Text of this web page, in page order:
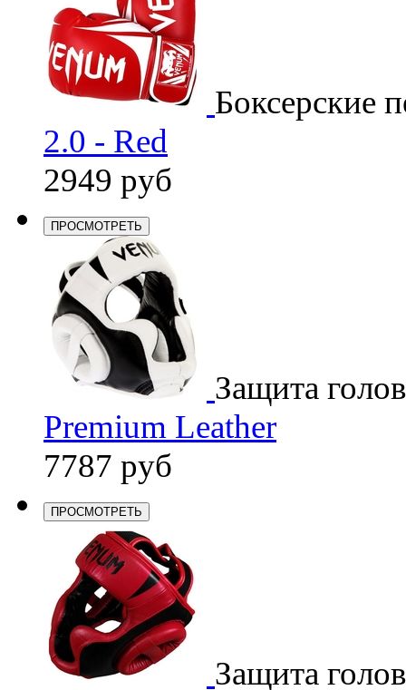
Боксерские
2.0 - Red
2949 руб
ПРОСМОТРЕТЬ
Защита
Premium Leather
7787 руб
ПРОСМОТРЕТЬ
Защита